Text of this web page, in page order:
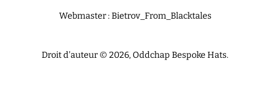
Webmaster : Bietrov_From_Blacktales
Droit d'auteur © 2026,Oddchap Bespoke Hats.